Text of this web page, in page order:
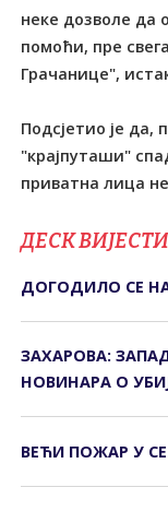
неке дозволе да
помоћи, пре
Грачанице",
Подсјетио је да,
"крајпуташи"
приватна лица
ДЕСК
ДОГОДИЛО СЕ
ЗАХАРОВА:
НОВИНАРА О
ВЕЋИ ПОЖАР У